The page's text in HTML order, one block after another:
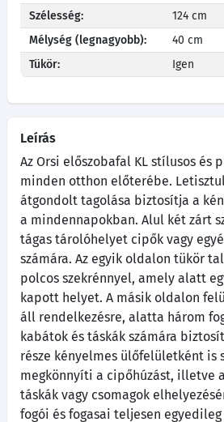
Szélesség:
124 cm
Mélység (legnagyobb):
40 cm
Tükör:
Igen
Leírás
Az Orsi előszobafal KL stílusos és
minden otthon előterébe.
átgondolt tagolása biztosítja a
a mindennapokban. Alul két zárt
tágas tárolóhelyet cipők vagy
számára. Az egyik oldalon tükör
polcos szekrénnyel, amely alatt
kapott helyet. A másik oldalon
áll rendelkezésre, alatta három
kabátok és táskák számára
része kényelmes ülőfelületként is
megkönnyíti a cipőhúzást, illetve
táskák vagy csomagok
fogói és fogasai teljesen